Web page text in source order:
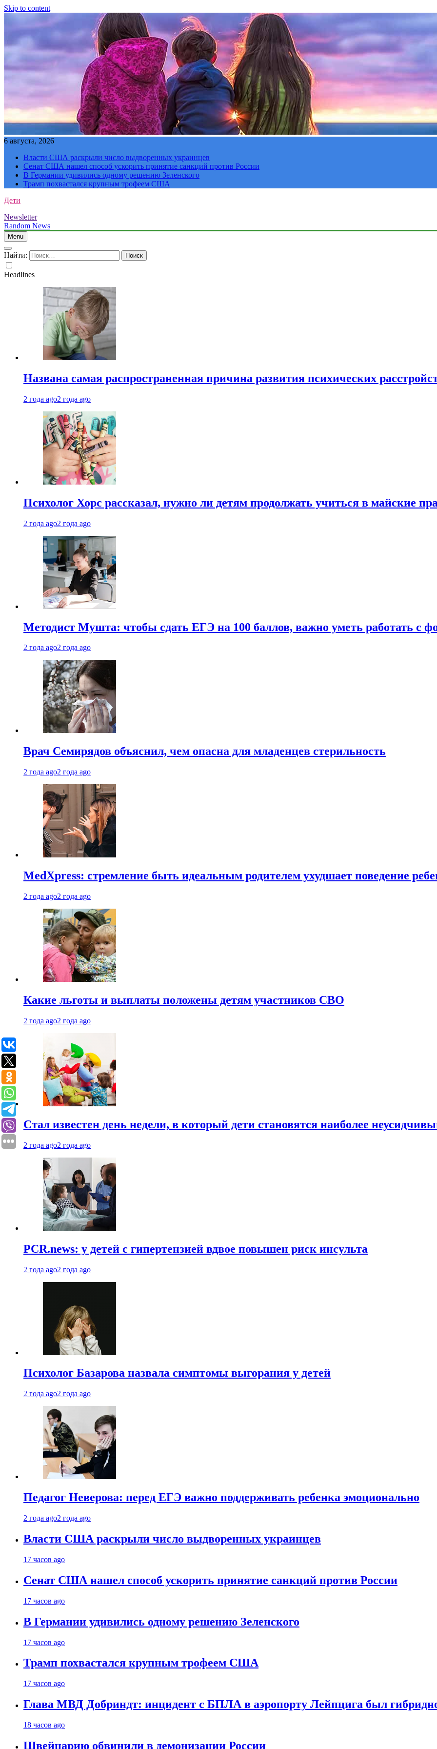
Skip to content
6 августа, 2026
Власти США раскрыли число выдворенных украинцев
Сенат США нашел способ ускорить принятие санкций против России
В Германии удивились одному решению Зеленского
Трамп похвастался крупным трофеем США
Дети
Newsletter
Random News
Menu
Найти:
Headlines
Названа самая распространенная причина развития психических
2 года ago2 года ago
Психолог Хорс рассказал, нужно ли детям продолжать учиться в майские
2 года ago2 года ago
Методист Мушта: чтобы сдать ЕГЭ на 100 баллов, важно уметь работать с
2 года ago2 года ago
Врач Семирядов объяснил, чем опасна для младенцев стерильность
2 года ago2 года ago
MedXpress: стремление быть идеальным родителем ухудшает поведение
2 года ago2 года ago
Какие льготы и выплаты положены детям участников СВО
2 года ago2 года ago
Стал известен день недели, в который дети становятся наиболее
2 года ago2 года ago
PCR.news: у детей с гипертензией вдвое повышен риск инсульта
2 года ago2 года ago
Психолог Базарова назвала симптомы выгорания у детей
2 года ago2 года ago
Педагог Неверова: перед ЕГЭ важно поддерживать ребенка эмоционально
2 года ago2 года ago
Власти США раскрыли число выдворенных украинцев
17 часов ago
Сенат США нашел способ ускорить принятие санкций против России
17 часов ago
В Германии удивились одному решению Зеленского
17 часов ago
Трамп похвастался крупным трофеем США
17 часов ago
Глава МВД Добриндт: инцидент с БПЛА в аэропорту Лейпцига был
18 часов ago
Швейцарию обвинили в демонизации России